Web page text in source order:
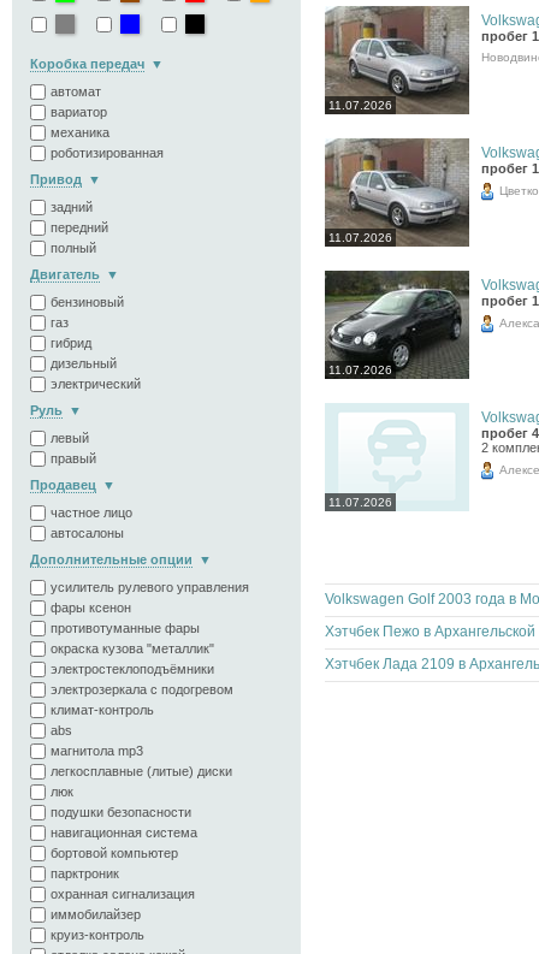
Коробка передач
автомат
вариатор
механика
роботизированная
Привод
задний
передний
полный
Двигатель
бензиновый
газ
гибрид
дизельный
электрический
Руль
левый
правый
Продавец
частное лицо
автосалоны
Дополнительные опции
усилитель рулевого управления
фары ксенон
противотуманные фары
окраска кузова "металлик"
электростеклоподъёмники
электрозеркала с подогревом
климат-контроль
abs
магнитола mp3
легкосплавные (литые) диски
люк
подушки безопасности
навигационная система
бортовой компьютер
парктроник
охранная сигнализация
иммобилайзер
круиз-контроль
11.07.2026
пробег
11.07.2026
пробег
11.07.2026
пробег
11.07.2026
пробег
2